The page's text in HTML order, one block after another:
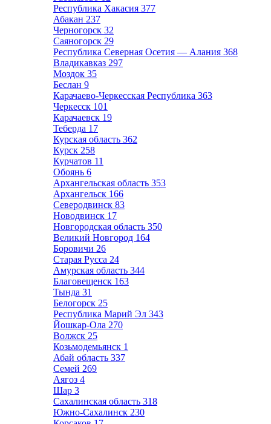
Республика Хакасия 377
Абакан 237
Черногорск 32
Саяногорск 29
Республика Северная Осетия — Алания 368
Владикавказ 297
Моздок 35
Беслан 9
Карачаево-Черкесская Республика 363
Черкесск 101
Карачаевск 19
Теберда 17
Курская область 362
Курск 258
Курчатов 11
Обоянь 6
Архангельская область 353
Архангельск 166
Северодвинск 83
Новодвинск 17
Новгородская область 350
Великий Новгород 164
Боровичи 26
Старая Русса 24
Амурская область 344
Благовещенск 163
Тында 31
Белогорск 25
Республика Марий Эл 343
Йошкар-Ола 270
Волжск 25
Козьмодемьянск 1
Абай область 337
Семей 269
Аягоз 4
Шар 3
Сахалинская область 318
Южно-Сахалинск 230